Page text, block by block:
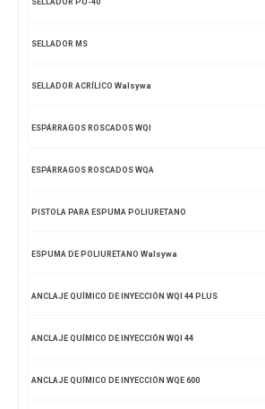
SELLADOR MS
SELLADOR ACRÍLICO Walsywa
ESPÁRRAGOS ROSCADOS WQI
ESPÁRRAGOS ROSCADOS WQA
PISTOLA PARA ESPUMA POLIURETANO
ESPUMA DE POLIURETANO Walsywa
ANCLAJE QUÍMICO DE INYECCIÓN WQI 44 PLUS
ANCLAJE QUÍMICO DE INYECCIÓN WQI 44
ANCLAJE QUÍMICO DE INYECCIÓN WQE 600